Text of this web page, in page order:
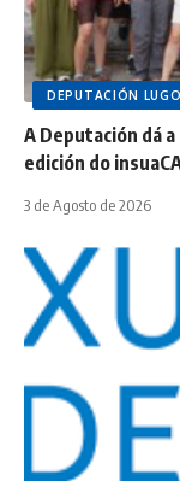
DEPUTACIÓN LUGO
A Deputación dá
edición do
3 de Agosto de 2026